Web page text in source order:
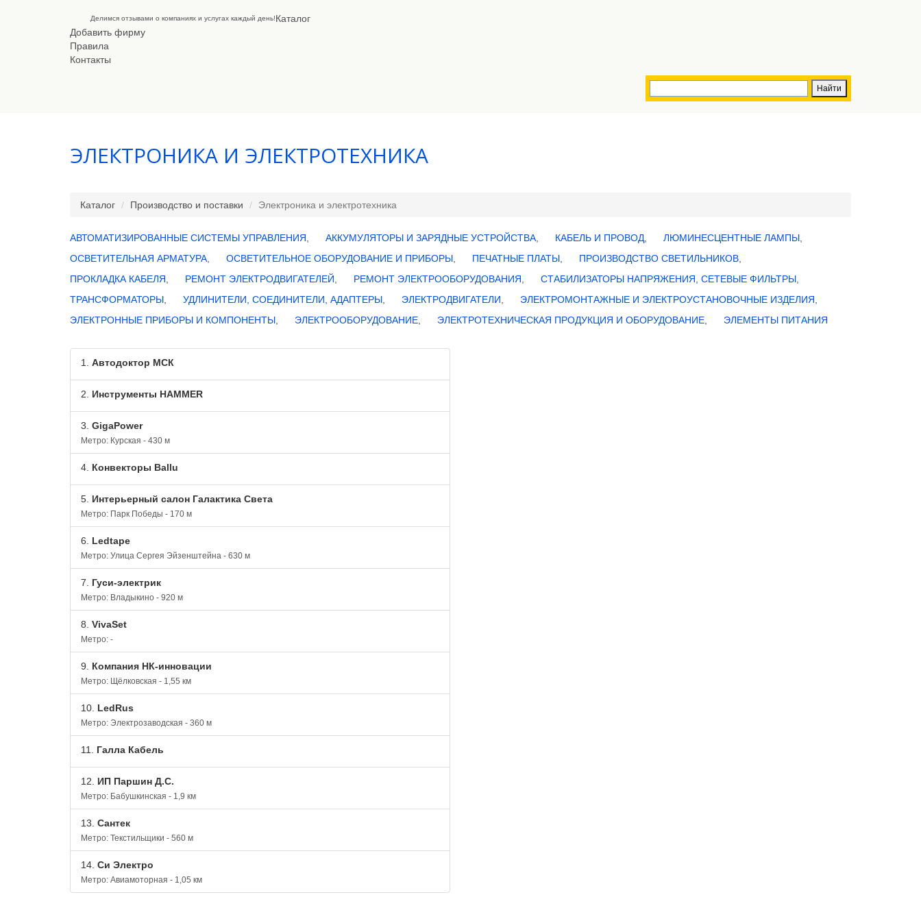
Делимся отзывами о компаниях и услугах каждый день!Каталог
Добавить фирму
Правила
Контакты
ЭЛЕКТРОНИКА И ЭЛЕКТРОТЕХНИКА
Каталог Производство и поставки Электроника и электротехника
АВТОМАТИЗИРОВАННЫЕ СИСТЕМЫ УПРАВЛЕНИЯ АККУМУЛЯТОРЫ И ЗАРЯДНЫЕ УСТРОЙСТВА КАБЕЛЬ И ПРОВОД ЛЮМИНЕСЦЕНТНЫЕ ЛАМПЫ
ОСВЕТИТЕЛЬНАЯ АРМАТУРА
ОСВЕТИТЕЛЬНОЕ ОБОРУДОВАНИЕ И ПРИБОРЫ ПЕЧАТНЫЕ ПЛАТЫ ПРОИЗВОДСТВО СВЕТИЛЬНИКОВ
ПРОКЛАДКА КАБЕЛЯ
РЕМОНТ ЭЛЕКТРОДВИГАТЕЛЕЙ РЕМОНТ ЭЛЕКТРООБОРУДОВАНИЯ СТАБИЛИЗАТОРЫ НАПРЯЖЕНИЯ, СЕТЕВЫЕ ФИЛЬТРЫ
ТРАНСФОРМАТОРЫ
УДЛИНИТЕЛИ, СОЕДИНИТЕЛИ, АДАПТЕРЫ ЭЛЕКТРОДВИГАТЕЛИ ЭЛЕКТРОМОНТАЖНЫЕ И ЭЛЕКТРОУСТАНОВОЧНЫЕ ИЗДЕЛИЯ
ЭЛЕКТРОННЫЕ ПРИБОРЫ И КОМПОНЕНТЫ
ЭЛЕКТРООБОРУДОВАНИЕ ЭЛЕКТРОТЕХНИЧЕСКАЯ ПРОДУКЦИЯ И ОБОРУДОВАНИЕ ЭЛЕМЕНТЫ ПИТАНИЯ
1. Автодоктор МСК
2. Инструменты HAMMER
3. GigaPower
Метро: Курская - 430 м
4. Конвекторы Ballu
5. Интерьерный салон Галактика Света
Метро: Парк Победы - 170 м
6. Ledtape
Метро: Улица Сергея Эйзенштейна - 630 м
7. Гуси-электрик
Метро: Владыкино - 920 м
8. VivaSet
Метро: -
9. Компания НК-инновации
Метро: Щёлковская - 1,55 км
10. LedRus
Метро: Электрозаводская - 360 м
11. Галла Кабель
12. ИП Паршин Д.С.
Метро: Бабушкинская - 1,9 км
13. Сантек
Метро: Текстильщики - 560 м
14. Си Электро
Метро: Авиамоторная - 1,05 км